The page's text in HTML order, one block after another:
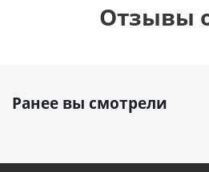
Отзывы
Ранее вы смотрели